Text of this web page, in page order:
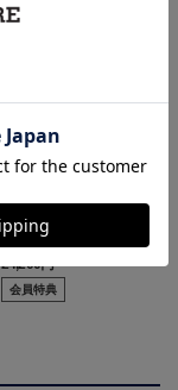
【選手名・背番号入り】
クユニフォーム（フィー
ルド1st）
24,200円
会員特典